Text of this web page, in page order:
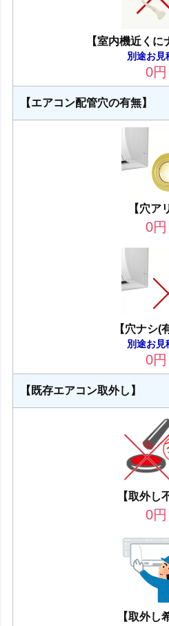
【室内機近くに
別途お見
0円
【エアコン配管穴の有無】
【穴ア
0円
【穴ナシ(
別途お見
0円
【既存エアコン取外し】
【取外し
0円
【取外し